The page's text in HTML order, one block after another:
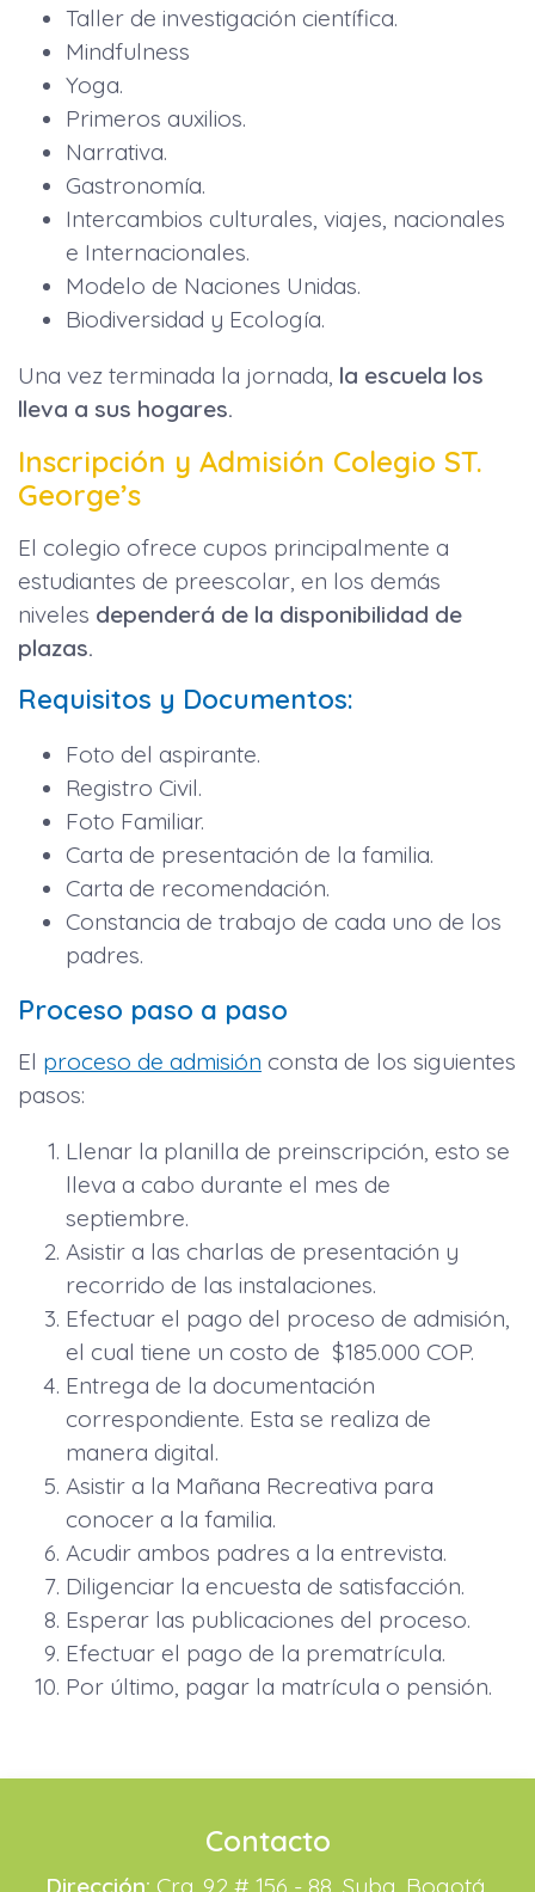
Taller de investigación científica.
Mindfulness
Yoga.
Primeros auxilios.
Narrativa.
Gastronomía.
Intercambios culturales, viajes, nacionales
e Internacionales.
Modelo de Naciones Unidas.
Biodiversidad y Ecología.
Una vez terminada la jornada, la escuela los
lleva a sus hogares.
Inscripción y Admisión Colegio ST.
George’s
El colegio ofrece cupos principalmente a
estudiantes de preescolar, en los demás
niveles dependerá de la disponibilidad de
plazas.
Requisitos y Documentos:
Foto del aspirante.
Registro Civil.
Foto Familiar.
Carta de presentación de la familia.
Carta de recomendación.
Constancia de trabajo de cada uno de los
padres.
Proceso paso a paso
El proceso de admisión consta de los siguientes
pasos:
Llenar la planilla de preinscripción, esto se
lleva a cabo durante el mes de
septiembre.
Asistir a las charlas de presentación y
recorrido de las instalaciones.
Efectuar el pago del proceso de admisión,
el cual tiene un costo de $185.000 COP.
Entrega de la documentación
correspondiente. Esta se realiza de
manera digital.
Asistir a la Mañana Recreativa para
conocer a la familia.
Acudir ambos padres a la entrevista.
Diligenciar la encuesta de satisfacción.
Esperar las publicaciones del proceso.
Efectuar el pago de la prematrícula.
Por último, pagar la matrícula o pensión.
Contacto